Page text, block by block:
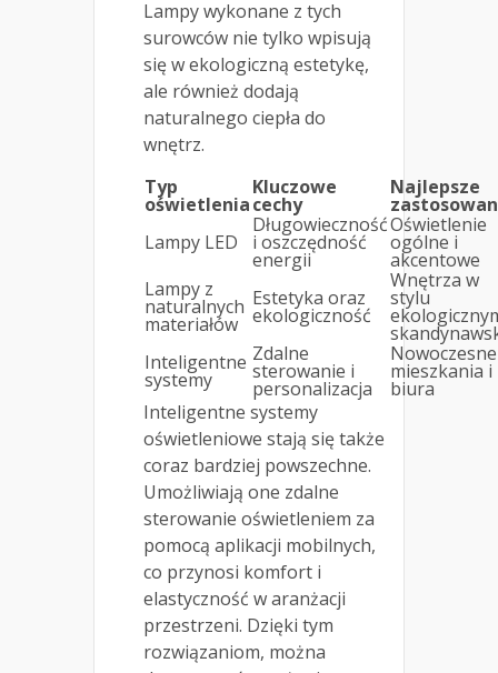
Lampy wykonane z tych
surowców nie tylko wpisują
się w ekologiczną estetykę,
ale również dodają
naturalnego ciepła do
wnętrz.
Typ
oświetlenia
Kluczowe
cechy
Najlepsze
Lampy LED
Długowieczność
i oszczędność
energii
Oświetlenie
ogólne i
akcentowe
Lampy z
naturalnych
materiałów
Estetyka oraz
ekologiczność
Wnętrza w
stylu
Inteligentne
systemy
Zdalne
sterowanie i
personalizacja
Nowoczesne
mieszkania i
biura
Inteligentne systemy
oświetleniowe stają się także
coraz bardziej powszechne.
Umożliwiają one zdalne
sterowanie oświetleniem za
pomocą aplikacji mobilnych,
co przynosi komfort i
elastyczność w aranżacji
przestrzeni. Dzięki tym
rozwiązaniom, można